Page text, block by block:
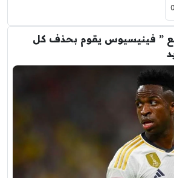
” فينيسيوس يقوم بحذف كل